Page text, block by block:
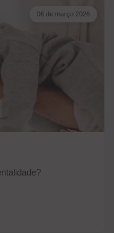
06 de março 2026